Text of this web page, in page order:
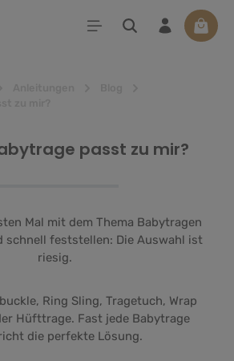
passt zu mir?
Mal mit dem Thema Babytragen
schnell feststellen: Die Auswahl ist
riesig.
Ring Sling, Tragetuch, Wrap
Hüfttrage. Fast jede Babytrage
die perfekte Lösung.